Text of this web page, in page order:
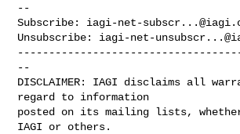
--
Subscribe: iagi-net-
Unsubscribe: iagi-net-
--
DISCLAIMER: IAGI disclaims all
regard to information
posted on its mailing lists,
IAGI or others.